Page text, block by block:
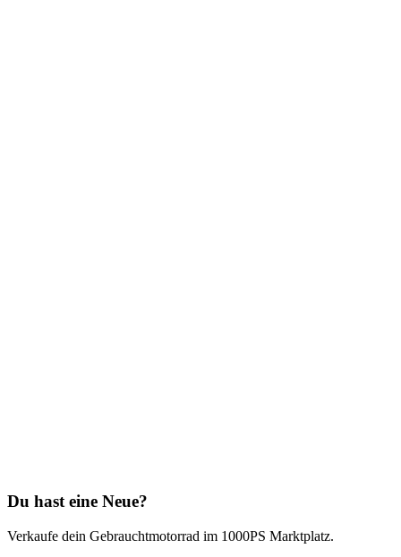
Du hast eine Neue?
Verkaufe dein Gebrauchtmotorrad im 1000PS Marktplatz.